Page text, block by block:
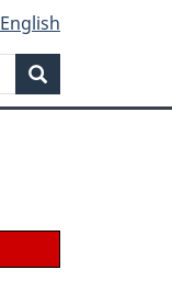
English